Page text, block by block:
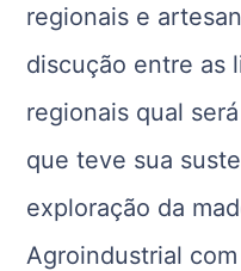
regionais e
discução entre as
regionais qual
que teve sua
exploração da
Agroindustrial